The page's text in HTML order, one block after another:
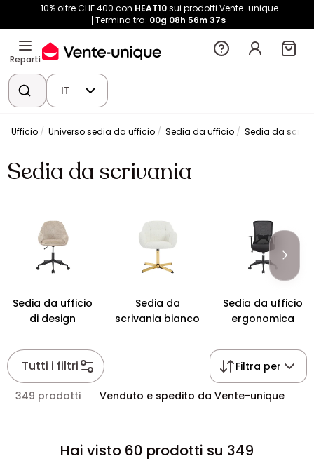
-10% oltre CHF 400 con HEAT10sui prodotti Vente-unique
Termina tra: 00g 08h 56m 36s
Reparti
IT
Ufficio Universo sedia da ufficio Sedia da ufficio Sedia da
Sedia da scrivania
Sedia da ufficio
di design
Sedia da
scrivania bianco
Sedia da ufficio
ergonomica
Tutti i filtri Filtra per
349 prodotti Venduto e spedito da Vente-unique
Hai visto 60 prodotti su 349